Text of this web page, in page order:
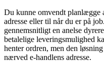
Du kunne omvendt planlægge
adresse eller til når du er på
gennemsnitligt en anelse
betalelige leveringsmulighed
henter ordren, men den
nærved e-handlens adresse.